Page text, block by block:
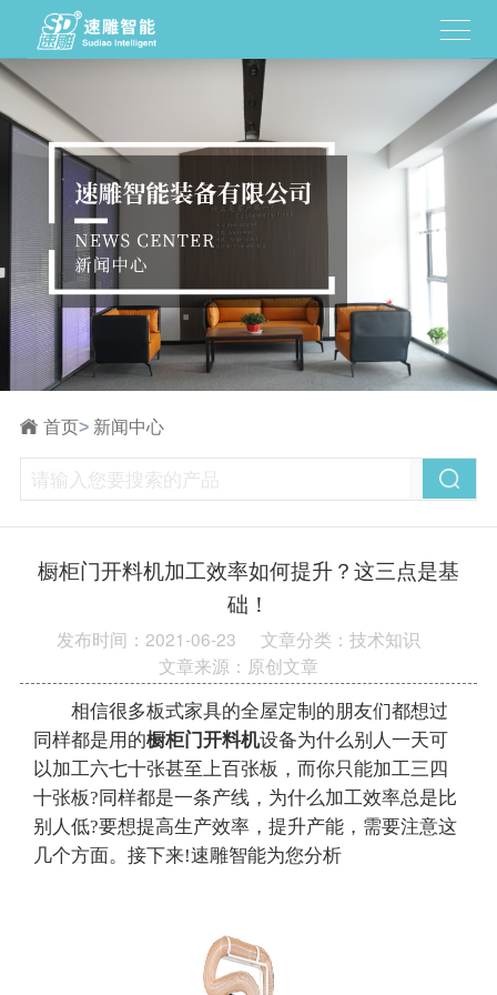
首页> 新闻中心
橱柜门开料机加工效率如何提升？这三点是基
础！
发布时间：2021-06-23
文章分类：技术知识
文章来源：原创文章
相信很多板式家具的全屋定制的朋友们都想过
同样都是用的橱柜门开料机设备为什么别人一天可
以加工六七十张甚至上百张板，而你只能加工三四
十张板?同样都是一条产线，为什么加工效率总是比
别人低?要想提高生产效率，提升产能，需要注意这
几个方面。接下来!速雕智能为您分析